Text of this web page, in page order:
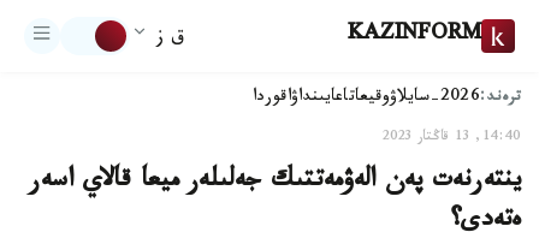
KAZINFORM ق ز
ترەند:2026-سايلاۋ وقيعاتاعايىنداۋاقوردا
14:40, 13 قاڭتار 2023
ينتەرنەت پەن الەۋمەتتىك جەلىلەر ميعا قالاي اسەر
ەتەدى؟